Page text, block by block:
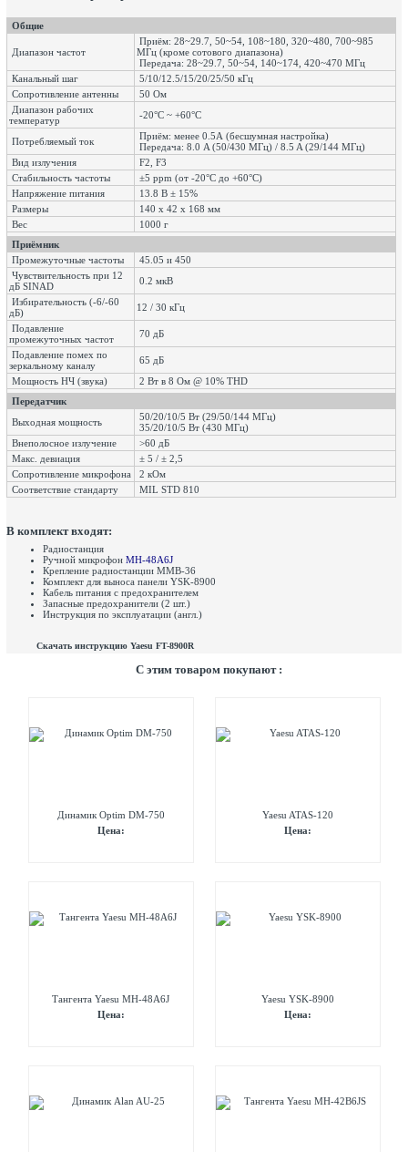
Общие
Диапазон частот
Приём: 28~29.7, 50~54, 108~180, 320~480, 700~985
МГц (кроме сотового диапазона)
Передача: 28~29.7, 50~54, 140~174, 420~470 МГц
Канальный шаг
5/10/12.5/15/20/25/50 кГц
Сопротивление антенны
50 Ом
Диапазон рабочих
температур
-20°C ~ +60°C
Потребляемый ток
Приём: менее 0.5А (бесшумная настройка)
Передача: 8.0 A (50/430 МГц) / 8.5 A (29/144 МГц)
Вид излучения
F2, F3
Стабильность частоты
±5 ppm (от -20°С до +60°С)
Напряжение питания
13.8 В ± 15%
Размеры
140 х 42 х 168 мм
Вес
1000 г
Приёмник
Промежуточные частоты
45.05 и 450
Чувствительность при 12
дБ SINAD
0.2 мкВ
Избирательность (-6/-60
дБ)
12 / 30 кГц
Подавление
промежуточных частот
70 дБ
Подавление помех по
зеркальному каналу
65 дБ
Мощность НЧ (звука)
2 Вт в 8 Ом @ 10% THD
Передатчик
Выходная мощность
50/20/10/5 Вт (29/50/144 МГц)
35/20/10/5 Вт (430 МГц)
Внеполосное излучение
>60 дБ
Макс. девиация
± 5 / ± 2,5
Сопротивление микрофона
2 кОм
Соответствие стандарту
MIL STD 810
В комплект входят:
Радиостанция
Ручной микрофон MH-48A6J
Крепление радиостанции MMB-36
Комплект для выноса панели YSK-8900
Кабель питания с предохранителем
Запасные предохранители (2 шт.)
Инструкция по эксплуатации (англ.)
Скачать инструкцию Yaesu FT-8900R
C этим товаром покупают :
Динамик Optim DM-750
Цена:
Yaesu ATAS-120
Цена:
Тангента Yaesu MH-48A6J
Цена:
Yaesu YSK-8900
Цена: